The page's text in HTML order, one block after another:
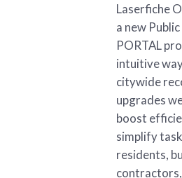
Laserfiche
a new
PORTAL
intuitive
citywide
upgrades
boost
simplify
residents,